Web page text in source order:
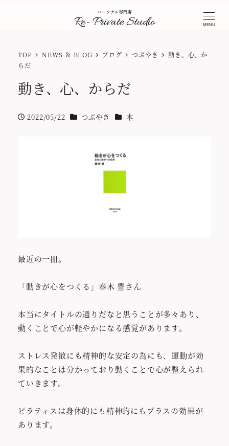
MENU
TOP NEWS ＆ BLOG ブログ つぶやき
動き、心、か
らだ
動き、心、からだ
投稿日
2022/05/22 カテゴリー
つぶやき カテゴリー
本
最近の一冊。
「動きが心をつくる」春木 豊さん
本当にタイトルの通りだなと思うことが多々あり、
動くことで心が軽やかになる感覚があります。
ストレス発散にも精神的な安定の為にも、運動が効
果的なことは分かっており動くことで心が整えられ
ていきます。
ピラティスは身体的にも精神的にもプラスの効果が
あります。